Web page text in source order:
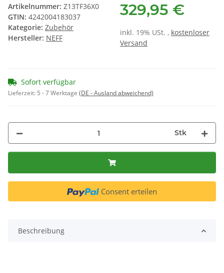
Artikelnummer: Z13TF36X0
GTIN: 4242004183037
Kategorie: Zubehör
Hersteller: NEFF
329,95 €
inkl. 19% USt. , kostenloser
Versand
Sofort verfügbar
Lieferzeit: 5 - 7 Werktage (DE - Ausland abweichend)
Stk
Consent erteilen
Beschreibung